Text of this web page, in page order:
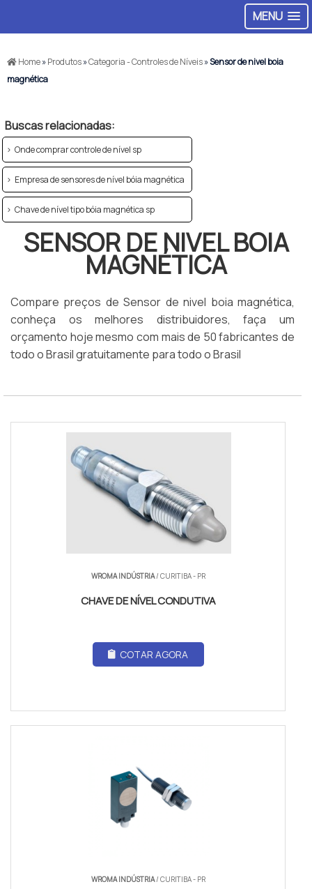
MENU
Home»Produtos»Categoria - Controles de Níveis»Sensor de nivel boia
magnética
Buscas relacionadas:
Onde comprar controle de nível sp
Empresa de sensores de nível bóia magnética
Chave de nível tipo bóia magnética sp
SENSOR DE NIVEL BOIA
MAGNÉTICA
Compare preços de Sensor de nivel boia magnética,
conheça os melhores distribuidores, faça um
orçamento hoje mesmo com mais de 50 fabricantes de
todo o Brasil gratuitamente para todo o Brasil
WROMA INDÚSTRIA/ CURITIBA - PR
CHAVE DE NÍVEL CONDUTIVA
COTAR AGORA
WROMA INDÚSTRIA/ CURITIBA - PR